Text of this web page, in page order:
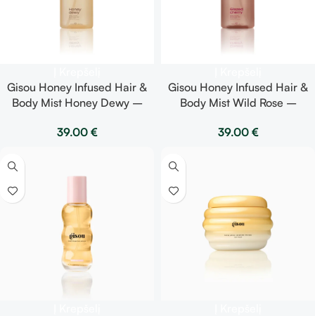
Gisou Honey Infused Hair &
Body Mist Honey Dewy –
dulksna su medaus vandeniu
39.00 €
Gisou Honey Infused Hair &
Body Mist Wild Rose –
dulksna su laukinių rožių
39.00 €